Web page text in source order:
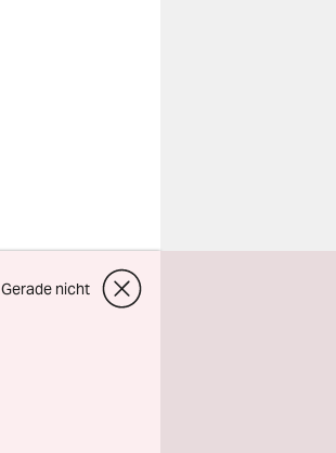
Gerade nicht